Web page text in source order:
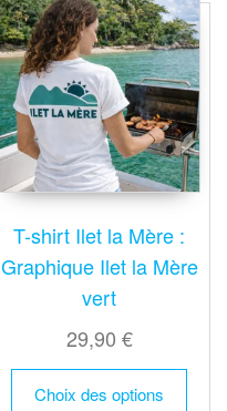
T-shirt Ilet la Mère :
Graphique Ilet la Mère
vert
29,90 €
Choix des options
Ce